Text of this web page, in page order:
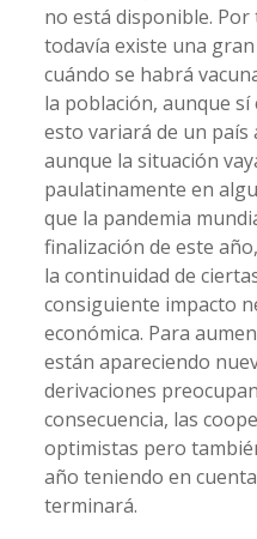
no está disponible.
todavía existe una
cuándo se habrá
la población, aunque sí
esto variará de un
aunque la situación
paulatinamente en
que la pandemia
finalización de este
la continuidad de
consiguiente impacto
económica. Para
están apareciendo
derivaciones
consecuencia, las
optimistas pero
año teniendo en
terminará.